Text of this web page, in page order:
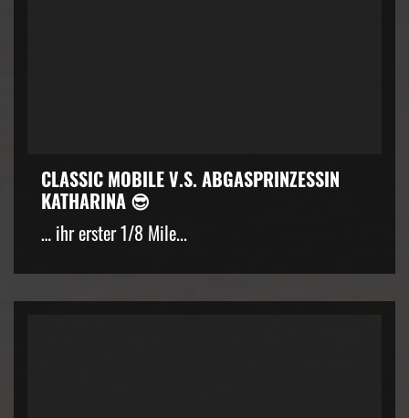
CLASSIC MOBILE V.S. ABGASPRINZESSIN
KATHARINA 😎
… ihr erster 1/8 Mile...